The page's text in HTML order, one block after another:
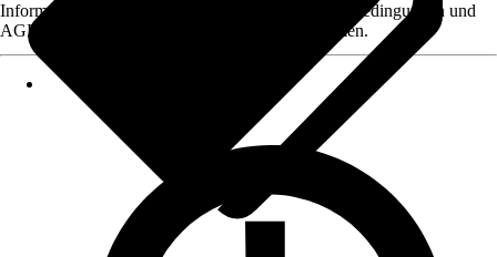
Informationen des Verkäufers, wie z. B. Rückgabebedingungen und
AGB, finden Sie bei Klick auf den Verkäufernamen.